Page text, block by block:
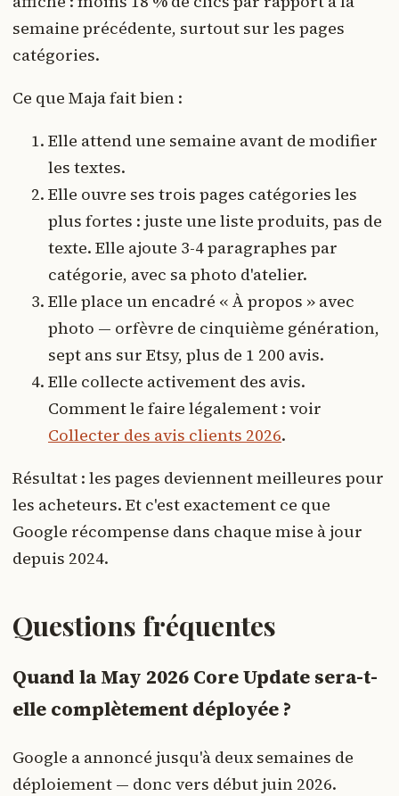
semaine précédente, surtout sur les pages
catégories.
Ce que Maja fait bien :
Elle attend une semaine avant de modifier
les textes.
Elle ouvre ses trois pages catégories les
plus fortes : juste une liste produits, pas de
texte. Elle ajoute 3-4 paragraphes par
catégorie, avec sa photo d'atelier.
Elle place un encadré « À propos » avec
photo — orfèvre de cinquième génération,
sept ans sur Etsy, plus de 1 200 avis.
Elle collecte activement des avis.
Comment le faire légalement : voir
Collecter des avis clients 2026.
Résultat : les pages deviennent meilleures pour
les acheteurs. Et c'est exactement ce que
Google récompense dans chaque mise à jour
depuis 2024.
Questions fréquentes
Quand la May 2026 Core Update sera-t-
elle complètement déployée ?
Google a annoncé jusqu'à deux semaines de
déploiement — donc vers début juin 2026.